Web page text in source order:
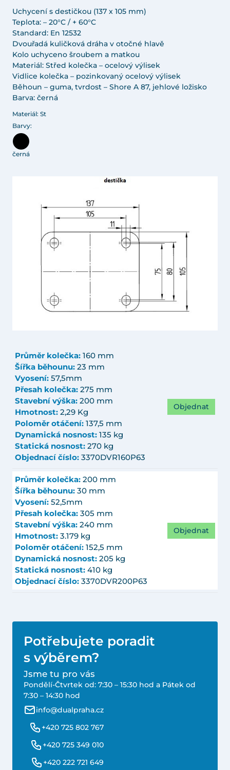
Uchycení s destičkou (137 x 105 mm)
Teplota: – 20°C / + 60°C
Standard: En 12532
Dvouřadá kuličková dráha v otočné hlavě
Kolo uchyceno šroubem a matkou
Materiál: Střed kolečka – ocelový výlisek
Vidlice kolečka – pozinkovaný ocelový výlisek
Běhoun – guma, tvrdost – Shore A 87, jehlové ložisko
Barva: černá
Materiál: St
Barvy:
černá
Průměr kolečka: 160 mm
Šířka běhounu: 23 mm
Vyosení: 57,5mm
Přesah kolečka: 275 mm
Stavební výška: 200 mm
Hmotnost: 2,29 Kg
Poloměr otáčení: 137,5 mm
Dynamická nosnost: 135 kg
Statická nosnost: 270 kg
Objednací číslo: 3370DVR160P63
Objednat
Průměr kolečka: 200 mm
Šířka běhounu: 30 mm
Vyosení: 52,5mm
Přesah kolečka: 305 mm
Stavební výška: 240 mm
Hmotnost: 3.179 kg
Poloměr otáčení: 152,5 mm
Dynamická nosnost: 205 kg
Statická nosnost: 410 kg
Objednací číslo: 3370DVR200P63
Objednat
Potřebujete poradit
s výběrem?
Jsme tu pro vás
Pondělí-Čtvrtek od: 7:30 – 15:30 hod a Pátek od
7:30 – 14:30 hod
info@dualpraha.cz
+420 725 802 767
+420 725 349 010
+420 222 721 649